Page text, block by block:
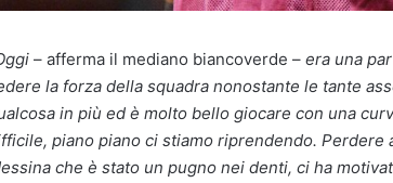
– afferma il mediano biancoverde – era una
la forza della squadra nonostante le tante
in più ed è molto bello giocare con una
piano piano ci stiamo riprendendo.
che è stato un pugno nei denti, ci ha